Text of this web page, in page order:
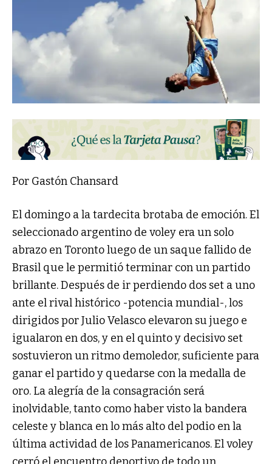
Por Gastón Chansard
El domingo a la tardecita brotaba de emoción. El
seleccionado argentino de voley era un solo
abrazo en Toronto luego de un saque fallido de
Brasil que le permitió terminar con un partido
brillante. Después de ir perdiendo dos set a uno
ante el rival histórico -potencia mundial-, los
dirigidos por Julio Velasco elevaron su juego e
igualaron en dos, y en el quinto y decisivo set
sostuvieron un ritmo demoledor, suficiente para
ganar el partido y quedarse con la medalla de
oro. La alegría de la consagración será
inolvidable, tanto como haber visto la bandera
celeste y blanca en lo más alto del podio en la
última actividad de los Panamericanos. El voley